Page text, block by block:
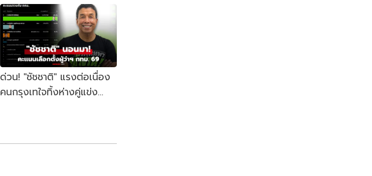
ด่วน! "ชัชชาติ" แรงต่อเนื่อง
คนกรุงเทใจทิ้งห่างคู่แข่ง